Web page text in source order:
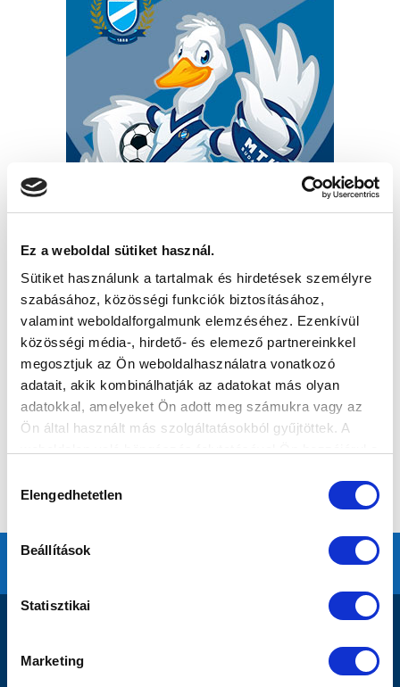
Ez a weboldal sütiket használ.
Sütiket használunk a tartalmak és hirdetések személyre
szabásához, közösségi funkciók biztosításához,
valamint weboldalforgalmunk elemzéséhez. Ezenkívül
közösségi média-, hirdető- és elemező partnereinkkel
megosztjuk az Ön weboldalhasználatra vonatkozó
adatait, akik kombinálhatják az adatokat más olyan
adatokkal, amelyeket Ön adott meg számukra vagy az
Ön által használt más szolgáltatásokból gyűjtöttek. A
kiválasztása
Elengedhetetlen
Beállítások
Statisztikai
MarketingMTK HUNGÁRIA FC_SFP_KERELEM_2021-2022
MTK HUNGÁRIA FC_SFP 2021-2022 MLSZ